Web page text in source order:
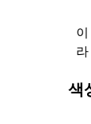
색